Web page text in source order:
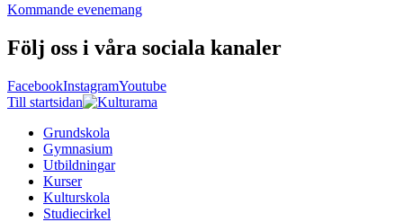
Kommande evenemang
Följ oss i våra sociala kanaler
FacebookInstagramYoutube
Till startsidan
Grundskola
Gymnasium
Utbildningar
Kurser
Kulturskola
Studiecirkel